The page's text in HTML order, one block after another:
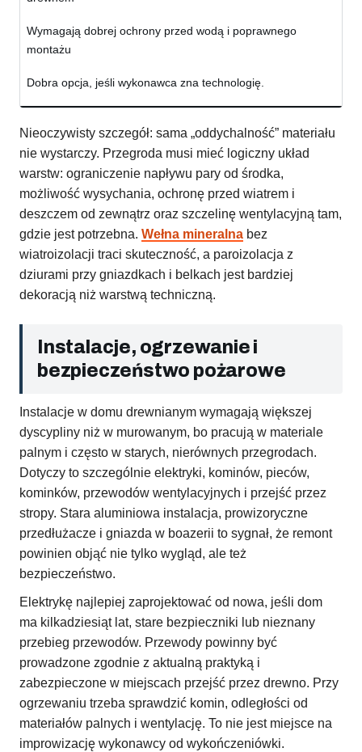
Wymagają dobrej ochrony przed wodą i poprawnego
montażu
Dobra opcja, jeśli wykonawca zna technologię.
Nieoczywisty szczegół: sama „oddychalność” materiału
nie wystarczy. Przegroda musi mieć logiczny układ
warstw: ograniczenie napływu pary od środka,
możliwość wysychania, ochronę przed wiatrem i
deszczem od zewnątrz oraz szczelinę wentylacyjną tam,
gdzie jest potrzebna. Wełna mineralna bez
wiatroizolacji traci skuteczność, a paroizolacja z
dziurami przy gniazdkach i belkach jest bardziej
dekoracją niż warstwą techniczną.
Instalacje, ogrzewanie i
bezpieczeństwo pożarowe
Instalacje w domu drewnianym wymagają większej
dyscypliny niż w murowanym, bo pracują w materiale
palnym i często w starych, nierównych przegrodach.
Dotyczy to szczególnie elektryki, kominów, pieców,
kominków, przewodów wentylacyjnych i przejść przez
stropy. Stara aluminiowa instalacja, prowizoryczne
przedłużacze i gniazda w boazerii to sygnał, że remont
powinien objąć nie tylko wygląd, ale też
bezpieczeństwo.
Elektrykę najlepiej zaprojektować od nowa, jeśli dom
ma kilkadziesiąt lat, stare bezpieczniki lub nieznany
przebieg przewodów. Przewody powinny być
prowadzone zgodnie z aktualną praktyką i
zabezpieczone w miejscach przejść przez drewno. Przy
ogrzewaniu trzeba sprawdzić komin, odległości od
materiałów palnych i wentylację. To nie jest miejsce na
improwizację wykonawcy od wykończeniówki.